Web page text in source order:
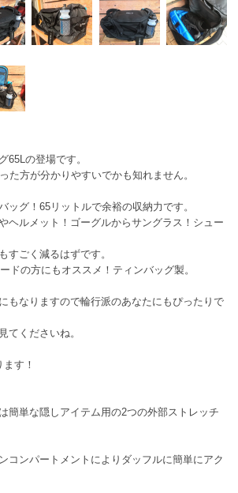
65Lの登場です。
た方が分かりやすいでかも知れません。
ッグ！65リットルで余裕の収納力です。
ヘルメット！ゴーグルからサングラス！シュー
すごく減るはずです。
ドの方にもオススメ！ティンバッグ製。
もなりますので輪行派のあなたにもぴったりで
てくださいね。
す！
簡単な隠しアイテム用の2つの外部ストレッチ
コンパートメントによりダッフルに簡単にアク